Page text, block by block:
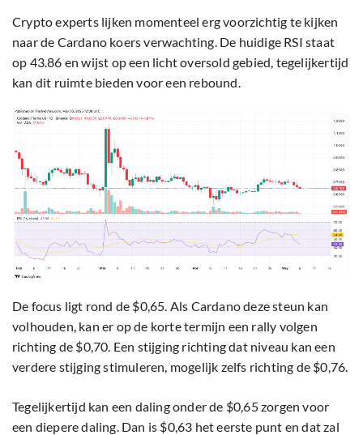
Crypto experts lijken momenteel erg voorzichtig te kijken
naar de Cardano koers verwachting. De huidige RSI staat
op 43.86 en wijst op een licht oversold gebied, tegelijkertijd
kan dit ruimte bieden voor een rebound.
De focus ligt rond de $0,65. Als Cardano deze steun kan
volhouden, kan er op de korte termijn een rally volgen
richting de $0,70. Een stijging richting dat niveau kan een
verdere stijging stimuleren, mogelijk zelfs richting de $0,76.
Tegelijkertijd kan een daling onder de $0,65 zorgen voor
een diepere daling. Dan is $0,63 het eerste punt en dat zal